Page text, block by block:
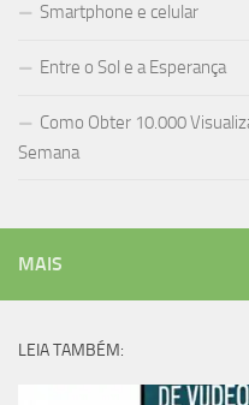
Smartphone e celular
Entre o Sol e a Esperança
Como Obter 10.000
Semana
MAIS
LEIA TAMBÉM: